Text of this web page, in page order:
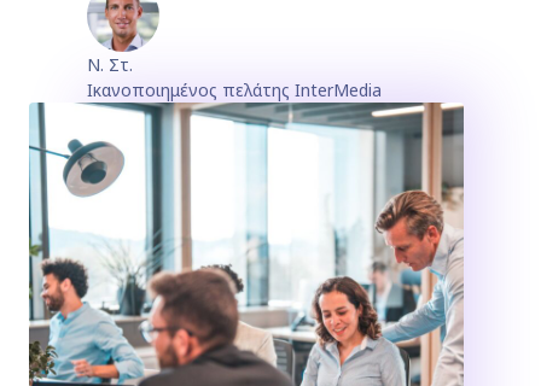
Ν. Στ.
Ικανοποιημένος πελάτης InterMedia